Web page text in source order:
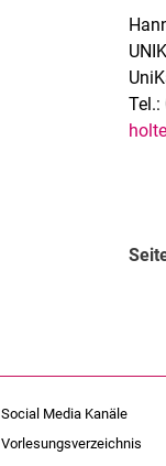
Social Media Kanäle
Vorlesungsverzeichnis